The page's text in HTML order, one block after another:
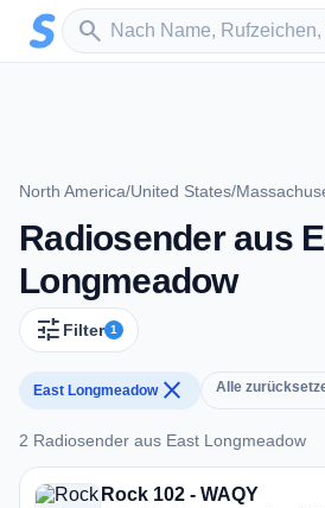
Zum Hauptinhalt springen
search
Sender suchen
North America/United States/
Radiosender aus
Longmeadow
tune Filter 1
East Longmeadowclose Alle
2 Radiosender aus East Longmeadow
2 Radiosender aus East
Rock 102 - WAQY